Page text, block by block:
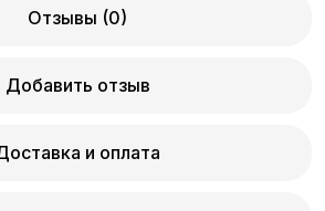
Отзывы (0)
Добавить отзыв
и оплата